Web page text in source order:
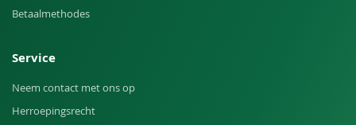
Betaalmethodes
Service
Neem contact met ons op
Herroepingsrecht